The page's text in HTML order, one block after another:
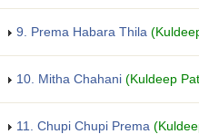
9. Prema Habara Thila
10. Mitha Chahani (Kuldeep
11. Chupi Chupi Prema